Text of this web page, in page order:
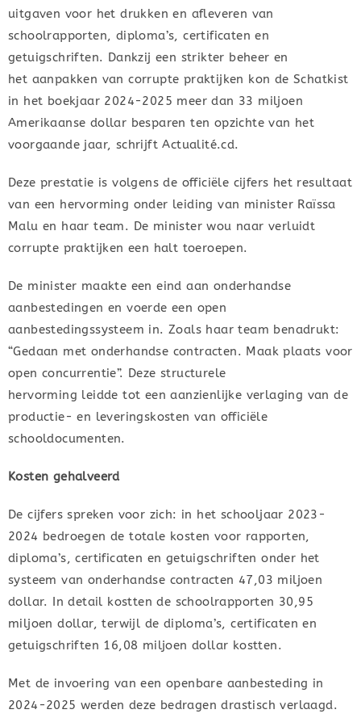
uitgaven voor het drukken en afleveren van
schoolrapporten, diploma’s, certificaten en
getuigschriften. Dankzij een strikter beheer en
het aanpakken van corrupte praktijken kon de Schatkist
in het boekjaar 2024-2025 meer dan 33 miljoen
Amerikaanse dollar besparen ten opzichte van het
voorgaande jaar, schrijft Actualité.cd.
Deze prestatie is volgens de officiële cijfers het resultaat
van een hervorming onder leiding van minister Raïssa
Malu en haar team. De minister wou naar verluidt
corrupte praktijken een halt toeroepen.
De minister maakte een eind aan onderhandse
aanbestedingen en voerde een open
aanbestedingssysteem in. Zoals haar team benadrukt:
“Gedaan met onderhandse contracten. Maak plaats voor
open concurrentie”. Deze structurele
hervorming leidde tot een aanzienlijke verlaging van de
productie- en leveringskosten van officiële
schooldocumenten.
Kosten gehalveerd
De cijfers spreken voor zich: in het schooljaar 2023-
2024 bedroegen de totale kosten voor rapporten,
diploma’s, certificaten en getuigschriften onder het
systeem van onderhandse contracten 47,03 miljoen
dollar. In detail kostten de schoolrapporten 30,95
miljoen dollar, terwijl de diploma’s, certificaten en
getuigschriften 16,08 miljoen dollar kostten.
Met de invoering van een openbare aanbesteding in
2024-2025 werden deze bedragen drastisch verlaagd.